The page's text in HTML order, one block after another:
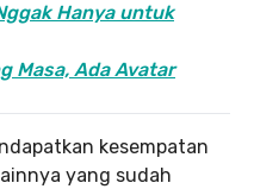
Hanya untuk
Masa, Ada Avatar
kesempatan
yang sudah